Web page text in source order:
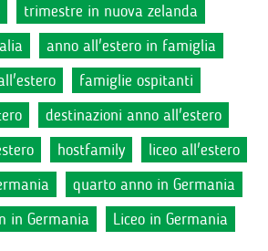
trimestre in nuova zelanda
anno all'estero in famiglia
famiglie ospitanti
destinazioni anno all'estero
hostfamily
liceo all'estero
quarto anno in Germania
in Germania
Liceo in Germania